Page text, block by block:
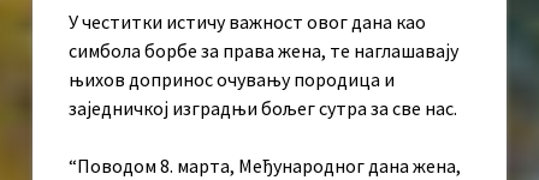
У честитки истичу важност овог дана као
симбола борбе за права жена, те наглашавају
њихов допринос очувању породица и
заједничкој изградњи бољег сутра за све нас.
“Поводом 8. марта, Међународног дана жена,